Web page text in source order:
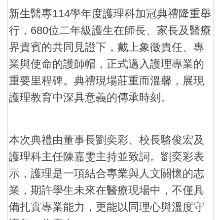
新生醫專114學年度護理科加冠典禮隆重舉
行，680位二年級護生在師長、家長及醫療
界貴賓的共同見證下，戴上象徵責任、專
業與使命的護師帽，正式邁入護理專業的
重要里程碑。典禮現場莊重而溫馨，展現
護理教育中深具意義的傳承時刻。
本次典禮由董事長劉奕彩、校長駱俊宏及
護理科主任陳嘉雯主持並致詞。劉奕彩表
示，護理是一項結合專業與人文關懷的志
業，期許學生未來在醫療現場中，不僅具
備扎實專業能力，更能以同理心與溫度守